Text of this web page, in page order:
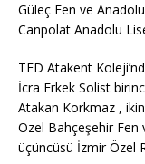
Güleç Fen ve
Canpolat Anadolu
TED Atakent
İcra Erkek Solist
Atakan Korkmaz ,
Özel Bahçeşehir Fen
üçüncüsü İzmir Özel